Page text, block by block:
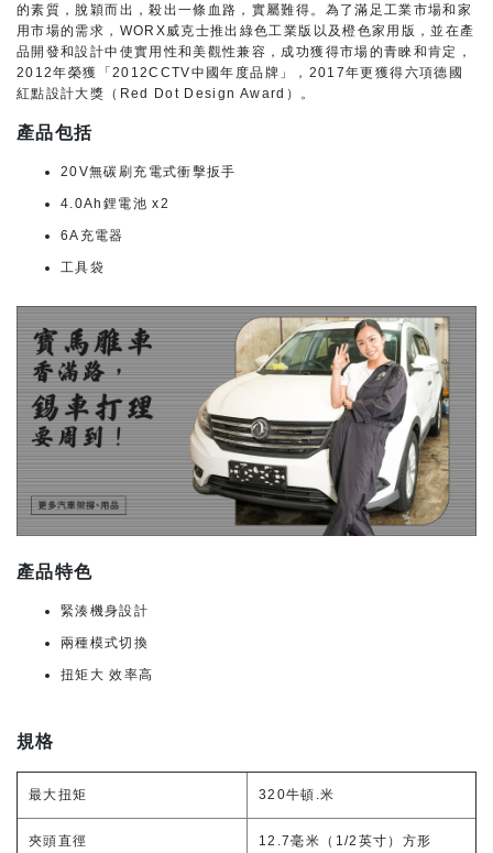
的素質，脫穎而出，殺出一條血路，實屬難得。為了滿足工業市場和家
用市場的需求，WORX威克士推出綠色工業版以及橙色家用版，並在產
品開發和設計中使實用性和美觀性兼容，成功獲得市場的青睞和肯定，
2012年榮獲「2012CCTV中國年度品牌」，2017年更獲得六項德國
紅點設計大獎（Red Dot Design Award）。
產品包括
20V無碳刷充電式衝擊扳手
4.0Ah鋰電池 x2
6A充電器
工具袋
產品特色
緊湊機身設計
兩種模式切換
扭矩大 效率高
規格
最大扭矩 320牛頓.米
夾頭直徑 12.7毫米（1/2英寸）方形